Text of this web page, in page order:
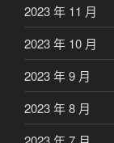
2023 年 11 月
2023 年 10 月
2023 年 9 月
2023 年 8 月